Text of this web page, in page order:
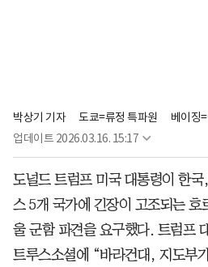
박상기 기자 도쿄=류정 특파원
베이징
업데이트 2026.03.16. 15:17
도널드 트럼프 미국 대통령이 한
스 5개 국가에 긴장이 고조되는 호
울 군함 파견을 요구했다. 트럼프
트루스소셜에 “바라건대, 지도부